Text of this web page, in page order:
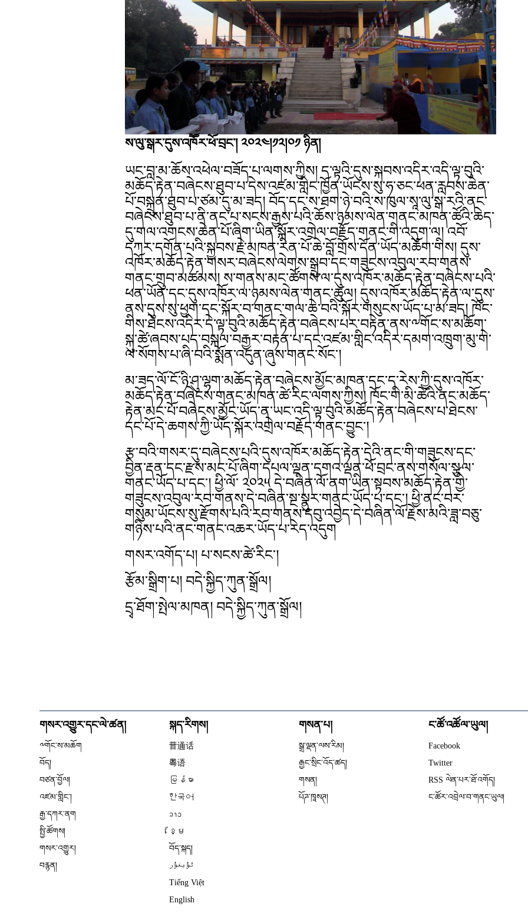
ས་ལུ་སྒར་དུས་འཁཽར་ཕོ་བྲང་། ༢༠༢༤།༡༢།༠༡ ཉིན།
ཡང་བླ་མ་ཆོས་འཕེལ་བཟོད་པ་ལགས་ཀྱིས། ད་ལྟའི་དུས་སྐབས་འདིར་འདི་ལྟ་བུའི་
མཆོད་རྟེན་བཞེངས་ཐུབ་པ་དེས་འཛམ་གླིང་ཁྱོན་ཡོངས་སུ་ཧ་ཅང་ཕན་རླབས་ཆེན་
པོ་བསྐྲུན་ཐུབ་པ་ཙམ་དུ་མ་ཟད། བོད་དང་ས་ཐག་ཉེ་བའི་ས་ཁུལ་སཱ་ལུ་སྒ་རའི་ནང་
བཞེངས་ཐུབ་པ་ནི་ནང་པ་སངས་རྒྱས་པའི་ཆོས་ཉམས་ལེན་གནང་མཁན་ཚོའི་ཆེད་
དུ་གལ་འགངས་ཆེན་པོ་ཞིག་ཡིན་སྐོར་འགྲེལ་བརྗོད་གནང་གི་འདུག་ལ། འབོ་
དཀར་དགོན་པའི་སྐྱབས་རྗེ་མཁན་རིན་པོ་ཆེ་བློ་གྲོས་དོན་ཡོད་མཆོག་གིས། དུས་
འཁོར་མཆོད་རྟེན་གསར་བཞེངས་ལེགས་སྒྲུབ་དང་གཟུངས་འབུལ་རབ་གནས་
གནང་གྲུབ་མཚམས། ས་གནས་མང་ཚོགས་ལ་དུས་འཁོར་མཆོད་རྟེན་བཞེངས་པའི་
ཕན་ཡོན་དང་དུས་འཁོར་ལ་ཉམས་ལེན་གནང་ཚུལ། དུས་འཁོར་མཆོད་རྟེན་ལ་དུས་
ནས་དུས་སུ་ཕྱག་དང་སྐོར་བ་གནང་གལ་ཆེ་བའི་སྐོར་གསུངས་ཡོད་པ་མ་ཟད། ཁོང་
གིས་ཐེངས་འདིར་དེ་ལྟ་བུའི་མཆོད་རྟེན་བཞེངས་པར་བརྟེན་ནས་༸གོང་ས་མཆོག་
སྐུ་ཚེ་ཞབས་པད་བསྐལ་བརྒྱར་བརྟན་པ་དང་འཛམ་གླིང་འདིར་དམག་འཁྲུག་མུ་གེ་
ལ་སོགས་པ་ཞི་བའི་སྨོན་འདུན་ཞུས་གནང་སོང་།
མ་ཟད་ལོ་ངོ་ཉི་ཤུ་ལྷག་མཆོད་རྟེན་བཞེངས་མྱོང་མཁན་དང་ད་རེས་ཀྱི་དུས་འཁོར་
མཆོད་རྟེན་བཞེངས་གནང་མཁན་ཚེ་རིང་ལགས་ཀྱིས། ཁོང་གི་མི་ཚེའི་ནང་མཆོད་
རྟེན་མང་པོ་བཞེངས་མྱོང་ཡོད་ན་ཡང་འདི་ལྟ་བུའི་མཆོད་རྟེན་བཞེངས་པ་ཐེངས་
དང་པོ་དེ་ཆགས་ཀྱི་ཡོད་སྐོར་འགྲེལ་བརྗོད་གནང་བྱུང་།
རྩ་བའི་གསར་དུ་བཞེངས་པའི་དུས་འཁོར་མཆོད་རྟེན་དེའི་ནང་གི་གཟུངས་དང་
བྱིན་རྡན་དང་རྫས་མང་པོ་ཞིག་དཔལ་ལྡན་དགའ་ལྡན་ཕོ་བྲང་ནས་གསོལ་སྩལ་
གནང་ཡོད་པ་དང་། ཕྱི་ལོ་ ༢༠༢༥ དེ་བཞིན་ལོ་ནག་ཡིན་སྟབས་མཆོད་རྟེན་གྱི་
གཟུངས་འབུལ་རབ་གནས་དེ་བཞིན་སྔ་སྣུར་གནང་ཡོད་པ་དང་། ཕྱི་ནང་བར་
གསུམ་ཡོངས་སུ་རྫོགས་པའི་རབ་གནས་དབུ་འབྱེད་དེ་བཞིན་ལོ་རྗེས་མའི་ཟླ་བཅུ་
གཉིས་པའི་ནང་གནང་འཆར་ཡོད་པ་རེད་འདུག
གསར་འགོད་པ། པ་སངས་ཚེ་རིང་།
རྩོམ་སྒྲིག་པ། བདེ་སྐྱིད་ཀུན་སྒྲོལ།
དྲྭ་ཐོག་སྤེལ་མཁན། བདེ་སྐྱིད་ཀུན་སྒྲོལ།
གསར་འགྱུར་དང་ལེ་ཚན།
༸གོང་ས་མཆོག
བོད།
བཙན་བྱོལ།
འཛམ་གླིང༌།
རྒྱ་དཀར་ནག
སྤྱི་ཚོགས།
གསར་འགྱུར།
བརྙན།
སྐད་རིགས།
普通话
粤语
မြန်မာ
한국어
ລາວ
ខ្មែ
བོད་སྐད།
ئۇيغۇر
Tiếng Việt
English
གསན་པ།
སྒྲ་ལྡན་ལས་རིམ།
རྒྱང་སྲིང་འོད་ཚད།
གསན།
པོཌ་ཁཱསཊ།
ང་ཚོ་འཚོལ་ཡུལ།
Facebook
Twitter
RSS ལེན་པར་ཐོ་འགོད།
ང་ཚོར་འབྲེལ་བ་གནང་ཡུལ།